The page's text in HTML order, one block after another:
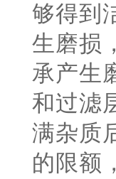
够得到
生磨损
承产生
和过滤
满杂质
的限额